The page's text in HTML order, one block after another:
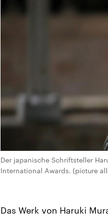
Der japanische Schriftsteller
International Awards. (picture
Das Werk von Haruki